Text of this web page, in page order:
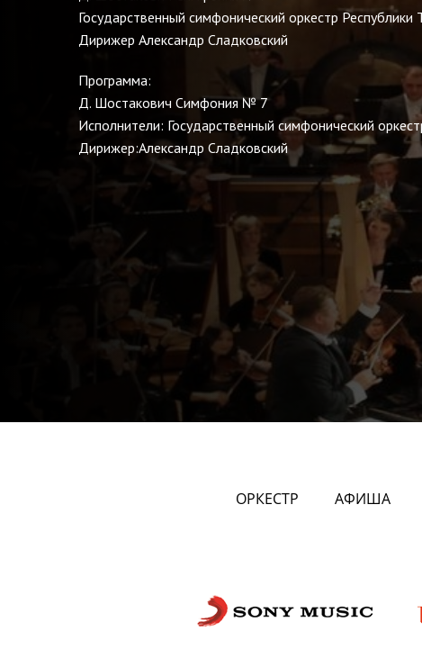
Государственный симфонический оркестр Республики
Дирижер Александр Cладковский
Программа:
Д. Шостакович Симфония № 7
Исполнители: Государственный симфонический
Дирижер:Александр Cладковский
ОРКЕСТР АФИША